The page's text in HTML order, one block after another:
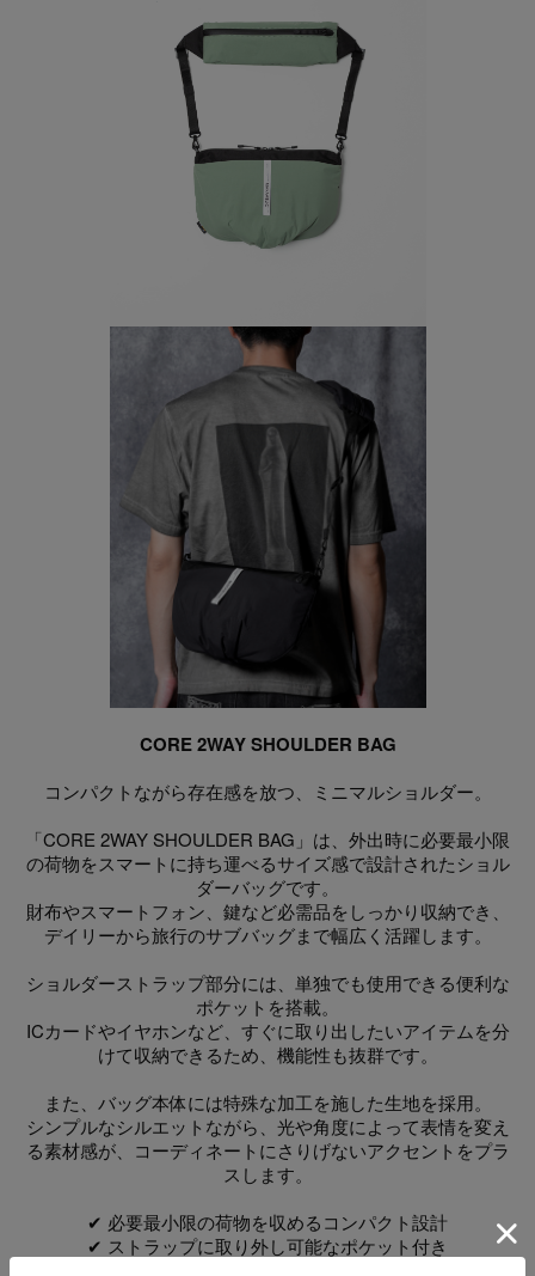
CORE 2WAY SHOULDER BAG
コンパクトながら存在感を放つ、ミニマルショルダー。
「CORE 2WAY SHOULDER BAG」は、外出時に必要最小限
の荷物をスマートに持ち運べるサイズ感で設計されたショル
ダーバッグです。
財布やスマートフォン、鍵など必需品をしっかり収納でき、
デイリーから旅行のサブバッグまで幅広く活躍します。
ショルダーストラップ部分には、単独でも使用できる便利な
ポケットを搭載。
ICカードやイヤホンなど、すぐに取り出したいアイテムを分
けて収納できるため、機能性も抜群です。
また、バッグ本体には特殊な加工を施した生地を採用。
シンプルなシルエットながら、光や角度によって表情を変え
る素材感が、コーディネートにさりげないアクセントをプラ
スします。
✔ 必要最小限の荷物を収めるコンパクト設計
✔ ストラップに取り外し可能なポケット付き